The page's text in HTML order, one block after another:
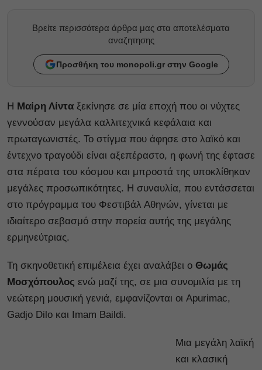
Βρείτε περισσότερα άρθρα μας στα αποτελέσματα
αναζητησης
Προσθήκη του monopoli.gr στην Google
Η Μαίρη Λίντα ξεκίνησε σε μία εποχή που οι νύχτες
γεννούσαν μεγάλα καλλιτεχνικά κεφάλαια και
πρωταγωνιστές. Το στίγμα που άφησε στο λαϊκό και
έντεχνο τραγούδι είναι αξεπέραστο, η φωνή της έφτασε
στα πέρατα του κόσμου και μπροστά της υποκλίθηκαν
μεγάλες προσωπικότητες. Η συναυλία, που εντάσσεται
στο πρόγραμμα του Φεστιβάλ Αθηνών, γίνεται με
ιδιαίτερο σεβασμό στην πορεία αυτής της μεγάλης
ερμηνεύτριας.
Τη σκηνοθετική επιμέλεια έχει αναλάβει ο Θωμάς
Μοσχόπουλος ενώ μαζί της, σε μια συνομιλία με τη
νεώτερη μουσική γενιά, εμφανίζονται οι Apurimac,
Gadjo Dilo και Imam Baildi.
Μια μεγάλη λαϊκή
και κλασική